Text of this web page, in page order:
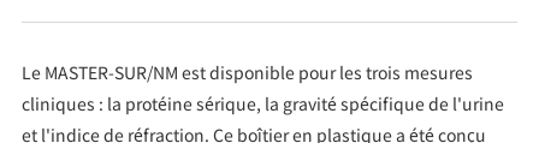
Le MASTER-SUR/NM est disponible pour les trois mesures
cliniques : la protéine sérique, la gravité spécifique de l'urine
et l'indice de réfraction. Ce boîtier en plastique a été conçu